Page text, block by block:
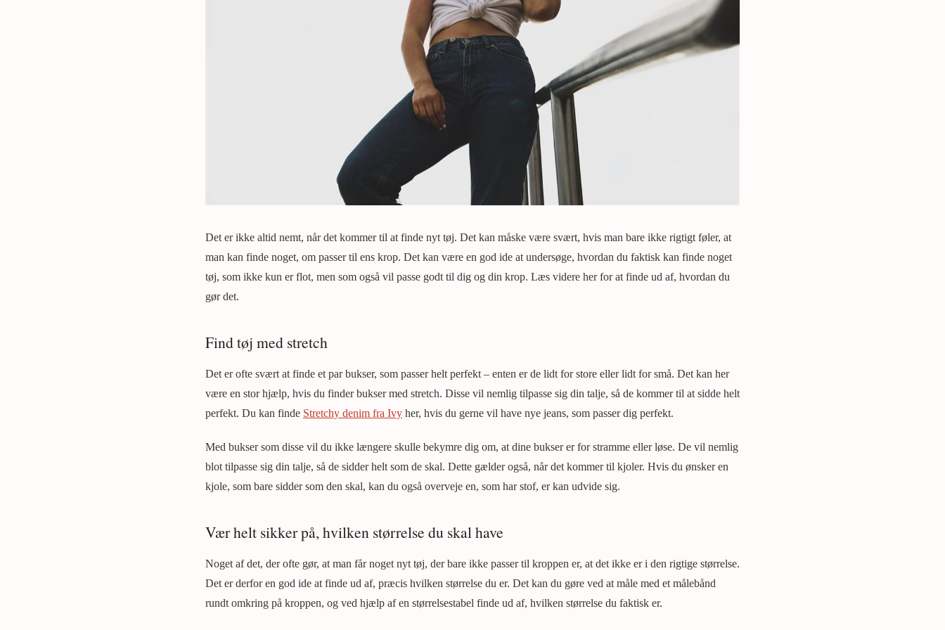
Det er ikke altid nemt, når det kommer til at finde nyt tøj. Det kan måske være svært, hvis man bare ikke rigtigt føler, at
man kan finde noget, om passer til ens krop. Det kan være en god ide at undersøge, hvordan du faktisk kan finde noget
tøj, som ikke kun er flot, men som også vil passe godt til dig og din krop. Læs videre her for at finde ud af, hvordan du
gør det.
Find tøj med stretch
Det er ofte svært at finde et par bukser, som passer helt perfekt – enten er de lidt for store eller lidt for små. Det kan her
være en stor hjælp, hvis du finder bukser med stretch. Disse vil nemlig tilpasse sig din talje, så de kommer til at sidde helt
perfekt. Du kan finde Stretchy denim fra Ivy her, hvis du gerne vil have nye jeans, som passer dig perfekt.
Med bukser som disse vil du ikke længere skulle bekymre dig om, at dine bukser er for stramme eller løse. De vil nemlig
blot tilpasse sig din talje, så de sidder helt som de skal. Dette gælder også, når det kommer til kjoler. Hvis du ønsker en
kjole, som bare sidder som den skal, kan du også overveje en, som har stof, er kan udvide sig.
Vær helt sikker på, hvilken størrelse du skal have
Noget af det, der ofte gør, at man får noget nyt tøj, der bare ikke passer til kroppen er, at det ikke er i den rigtige størrelse.
Det er derfor en god ide at finde ud af, præcis hvilken størrelse du er. Det kan du gøre ved at måle med et målebånd
rundt omkring på kroppen, og ved hjælp af en størrelsestabel finde ud af, hvilken størrelse du faktisk er.